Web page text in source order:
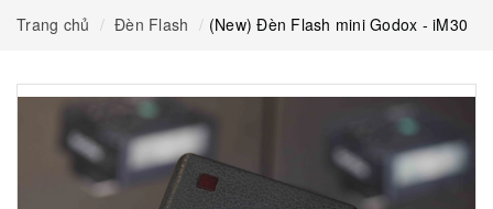
Trang chủ Đèn Flash (New) Đèn Flash mini Godox - iM30